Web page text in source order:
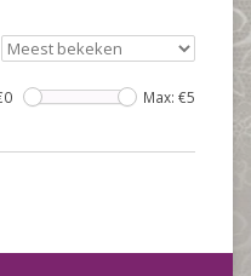
0 Max: €5